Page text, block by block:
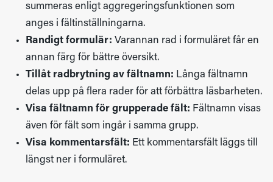
summeras enligt aggregeringsfunktionen som
anges i fältinställningarna.
Randigt formulär: Varannan rad i formuläret får en
annan färg för bättre översikt.
Tillåt radbrytning av fältnamn: Långa fältnamn
delas upp på flera rader för att förbättra läsbarheten.
Visa fältnamn för grupperade fält: Fältnamn visas
även för fält som ingår i samma grupp.
Visa kommentarsfält: Ett kommentarsfält läggs till
längst ner i formuläret.